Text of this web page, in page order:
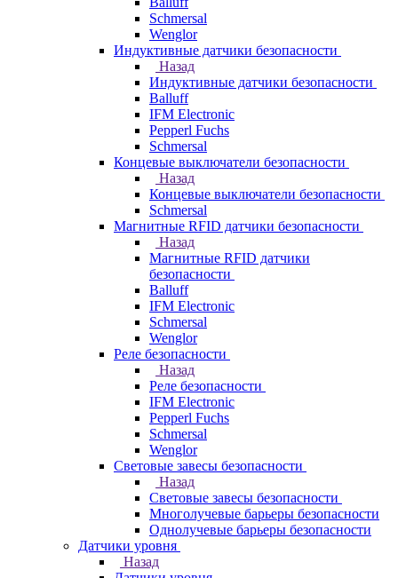
Schmersal
Wenglor
Индуктивные датчики безопасности
Назад
Индуктивные датчики безопасности
Balluff
IFM Electronic
Pepperl Fuchs
Schmersal
Концевые выключатели безопасности
Назад
Концевые выключатели безопасности
Schmersal
Магнитные RFID датчики безопасности
Назад
Магнитные RFID датчики
безопасности
Balluff
IFM Electronic
Schmersal
Wenglor
Реле безопасности
Назад
Реле безопасности
IFM Electronic
Pepperl Fuchs
Schmersal
Wenglor
Световые завесы безопасности
Назад
Световые завесы безопасности
Многолучевые барьеры безопасности
Однолучевые барьеры безопасности
Датчики уровня
Назад